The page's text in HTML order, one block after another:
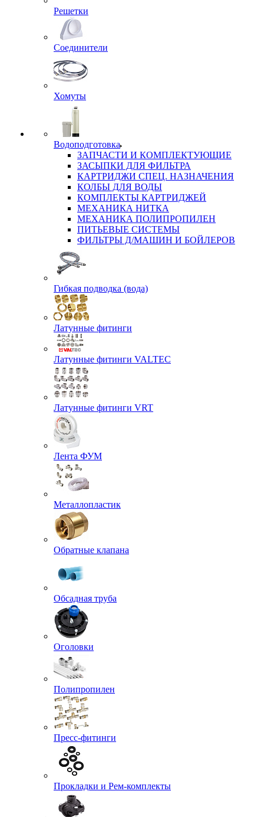
Решетки
Соединители
Хомуты
Водоподготовка
ЗАПЧАСТИ И КОМПЛЕКТУЮЩИЕ
ЗАСЫПКИ ДЛЯ ФИЛЬТРА
КАРТРИДЖИ СПЕЦ. НАЗНАЧЕНИЯ
КОЛБЫ ДЛЯ ВОДЫ
КОМПЛЕКТЫ КАРТРИДЖЕЙ
МЕХАНИКА НИТКА
МЕХАНИКА ПОЛИПРОПИЛЕН
ПИТЬЕВЫЕ СИСТЕМЫ
ФИЛЬТРЫ Д/МАШИН И БОЙЛЕРОВ
Гибкая подводка (вода)
Латунные фитинги
Латунные фитинги VALTEC
Латунные фитинги VRT
Лента ФУМ
Металлопластик
Обратные клапана
Обсадная труба
Оголовки
Полипропилен
Пресс-фитинги
Прокладки и Рем-комплекты